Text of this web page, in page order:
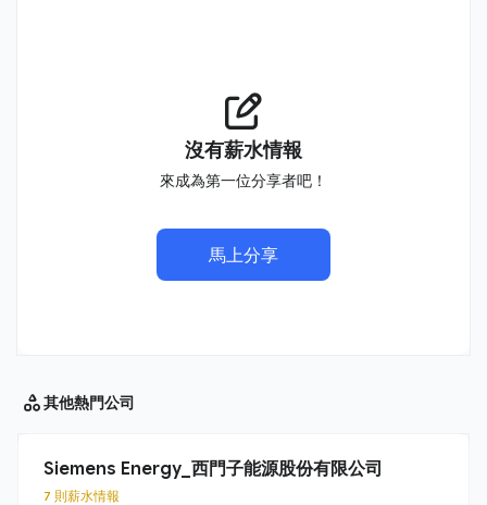
沒有薪水情報
來成為第一位分享者吧！
馬上分享
其他熱門公司
Siemens Energy_西門子能源股份有限公司
7 則薪水情報